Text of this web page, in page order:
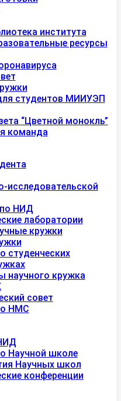
института
ресурсы
студентов МИИУЭП
“Цветной монокль”
команда
исследовательской
НИД
лаборатории
кружки
студенческих
научного кружка
совет
о НМС
Научной школе
Научных школ
конференции